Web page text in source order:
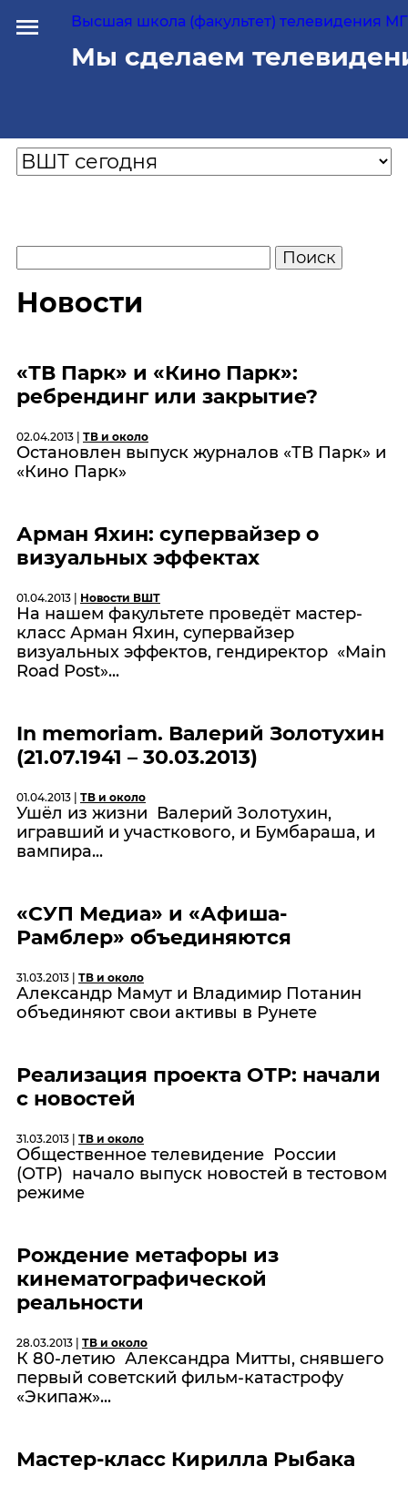
Высшая школа (факультет) телевидения
Мы сделаем
Новости
«ТВ Парк» и «Кино Парк»:
ребрендинг или закрытие?
02.04.2013 | ТВ и около
Остановлен выпуск журналов «ТВ Парк» и
«Кино Парк»
Арман Яхин: супервайзер о
визуальных эффектах
01.04.2013 | Новости ВШТ
На нашем факультете проведёт мастер-
класс Арман Яхин, супервайзер
визуальных эффектов, гендиректор «Main
Road Post»...
In memoriam. Валерий Золотухин
(21.07.1941 – 30.03.2013)
01.04.2013 | ТВ и около
Ушёл из жизни Валерий Золотухин,
игравший и участкового, и Бумбараша, и
вампира...
«СУП Медиа» и «Афиша-
Рамблер» объединяются
31.03.2013 | ТВ и около
Александр Мамут и Владимир Потанин
объединяют свои активы в Рунете
Реализация проекта ОТР: начали
с новостей
31.03.2013 | ТВ и около
Общественное телевидение России
(ОТР) начало выпуск новостей в тестовом
режиме
Рождение метафоры из
кинематографической
реальности
28.03.2013 | ТВ и около
К 80-летию Александра Митты, снявшего
первый советский фильм-катастрофу
«Экипаж»...
Мастер-класс Кирилла Рыбака